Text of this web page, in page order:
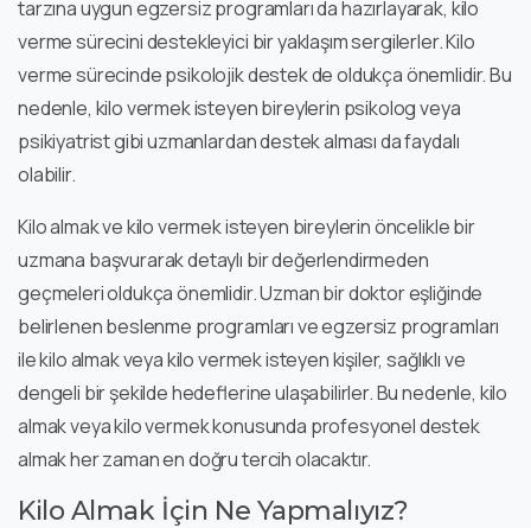
tarzına uygun egzersiz programları da hazırlayarak, kilo
verme sürecini destekleyici bir yaklaşım sergilerler. Kilo
verme sürecinde psikolojik destek de oldukça önemlidir. Bu
nedenle, kilo vermek isteyen bireylerin psikolog veya
psikiyatrist gibi uzmanlardan destek alması da faydalı
olabilir.
Kilo almak ve kilo vermek isteyen bireylerin öncelikle bir
uzmana başvurarak detaylı bir değerlendirmeden
geçmeleri oldukça önemlidir. Uzman bir doktor eşliğinde
belirlenen beslenme programları ve egzersiz programları
ile kilo almak veya kilo vermek isteyen kişiler, sağlıklı ve
dengeli bir şekilde hedeflerine ulaşabilirler. Bu nedenle, kilo
almak veya kilo vermek konusunda profesyonel destek
almak her zaman en doğru tercih olacaktır.
Kilo Almak İçin Ne Yapmalıyız?